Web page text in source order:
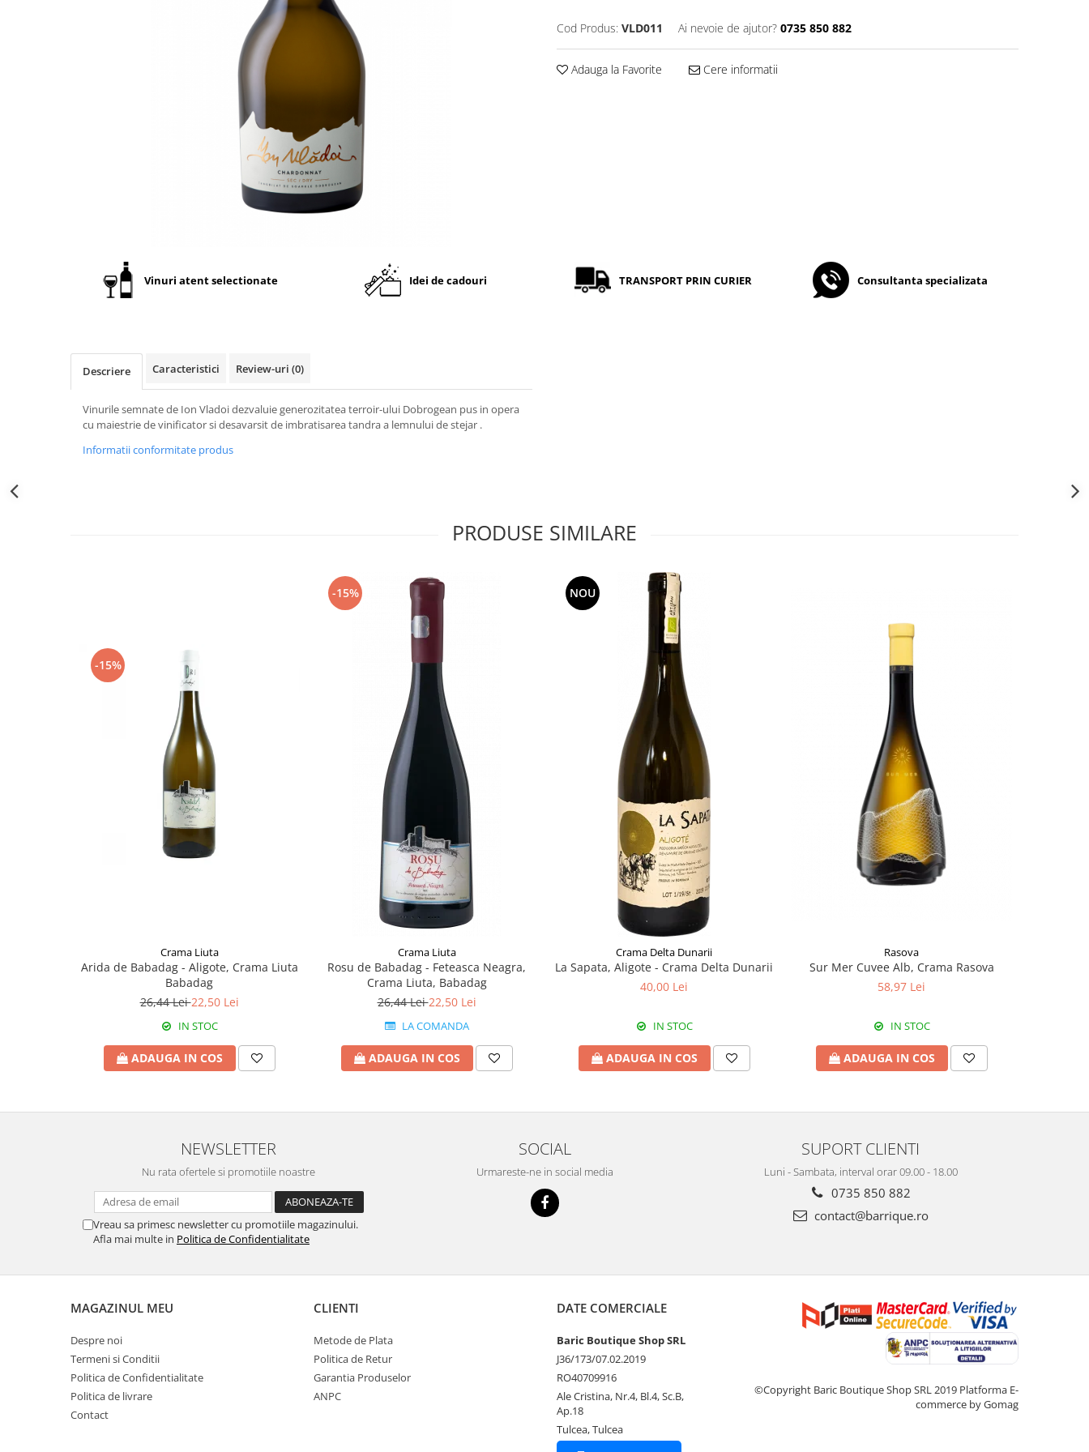
Cod Produs: VLD011 Ai nevoie de ajutor? 0735 850 882
Adauga la Favorite Cere informatii
Vinuri atent selectionate Idei de cadouri TRANSPORT PRIN CURIER Consultanta specializata
Descriere Caracteristici Review-uri (0)
Vinurile semnate de Ion Vladoi dezvaluie generozitatea terroir-ului Dobrogean pus in opera
cu maiestrie de vinificator si desavarsit de imbratisarea tandra a lemnului de stejar .
Informatii conformitate produs
PRODUSE SIMILARE
-15%
Crama Liuta
Arida de Babadag - Aligote, Crama Liuta
Babadag
26,44 Lei22,50 Lei
IN STOC
ADAUGA IN COS
-15%
Crama Liuta
Rosu de Babadag - Feteasca Neagra,
Crama Liuta, Babadag
26,44 Lei22,50 Lei
LA COMANDA
ADAUGA IN COS
NOU
Crama Delta Dunarii
La Sapata, Aligote - Crama Delta Dunarii
40,00 Lei
IN STOC
ADAUGA IN COS
Rasova
Sur Mer Cuvee Alb, Crama Rasova
58,97 Lei
IN STOC
ADAUGA IN COS
NEWSLETTER
Nu rata ofertele si promotiile noastre
Vreau sa primesc newsletter cu promotiile magazinului.
Afla mai multe in Politica de Confidentialitate
SOCIAL
Urmareste-ne in social media
SUPORT CLIENTI
Luni - Sambata, interval orar 09.00 - 18.00
0735 850 882
contact@barrique.ro
MAGAZINUL MEU
Despre noi
Termeni si Conditii
Politica de Confidentialitate
Politica de livrare
Contact
CLIENTI
Metode de Plata
Politica de Retur
Garantia Produselor
ANPC
DATE COMERCIALE
Baric Boutique Shop SRL
J36/173/07.02.2019
RO40709916
Ale Cristina, Nr.4, Bl.4, Sc.B,
Ap.18
Tulcea, Tulcea
©Copyright Baric Boutique Shop SRL 2019 Platforma E-
commerce by Gomag